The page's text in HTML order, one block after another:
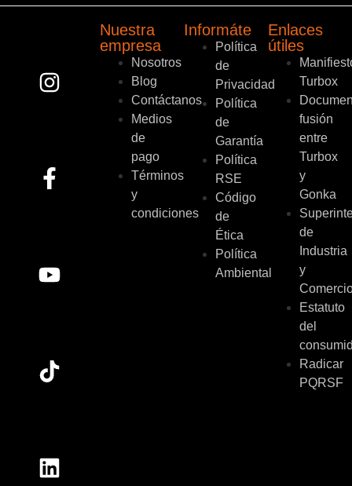
Nuestra
empresa
Nosotros
Blog
Contáctanos
Medios
de
pago
Términos
y
condiciones
Informáte
Política
de
Privacidad
Política
de
Garantía
Política
RSE
Código
de
Ética
Política
Ambiental
Enlaces
útiles
Turbox
fusión
entre
Turbox
y
Gonka
de
Industria
y
Estatuto
del
Radicar
PQRSF